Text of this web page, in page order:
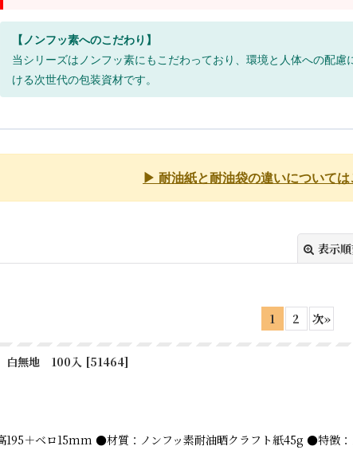
【ノンフッ素へのこだわり】
当シリーズはノンフッ素にもこだわっており、環境と人体への配
ける次世代の包装資材です。
▶ 耐油紙と耐油袋の違いについては
表示
1 2 次»
白無地 100入 [51464]
＋ベロ15mm ●材質：ノンフッ素耐油晒クラフト紙45g ●特徴：